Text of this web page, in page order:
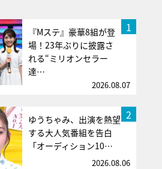
1
『Mステ』豪華8組が登
場！23年ぶりに披露さ
れる“ミリオンセラー
達…
2026.08.07
2
ゆうちゃみ、出演を熱望
する大人気番組を告白
「オーディション10…
2026.08.06